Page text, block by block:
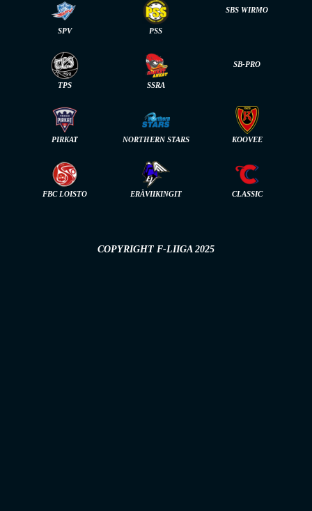
SPV PSS
SBS WIRMO
TPS SSRA
SB-PRO
PIRKAT NORTHERN STARS KOOVEE
FBC LOISTO ERÄVIIKINGIT CLASSIC
COPYRIGHT F-LIIGA 2025